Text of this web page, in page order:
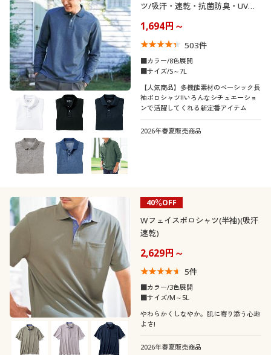
ツ/吸汗・速乾・抗菌防臭・UVカ
1,694円～
503件
■カラー/8色展開
■サイズ/S～7L
【人気商品】多機能素材のベーシック長
袖ポロシャツ!!いろんなシチュエーショ
ンで活躍してくれる新定番アイテム
2026年春夏販売商品
40％OFF
Wフェイスポロシャツ(半袖)(吸汗
速乾)
2,629円～
5件
■カラー/3色展開
■サイズ/M～5L
やわらかくしなやか。肌に寄り添う心地
よさ!
2026年春夏販売商品